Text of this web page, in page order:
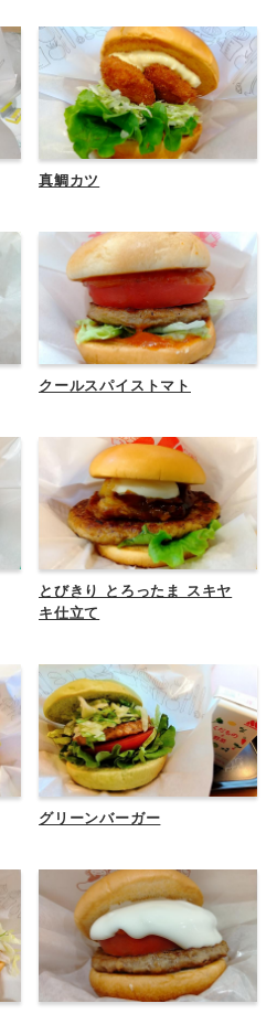
真鯛カツ
クールスパイストマト
とびきり とろったま スキヤ
キ仕立て
グリーンバーガー